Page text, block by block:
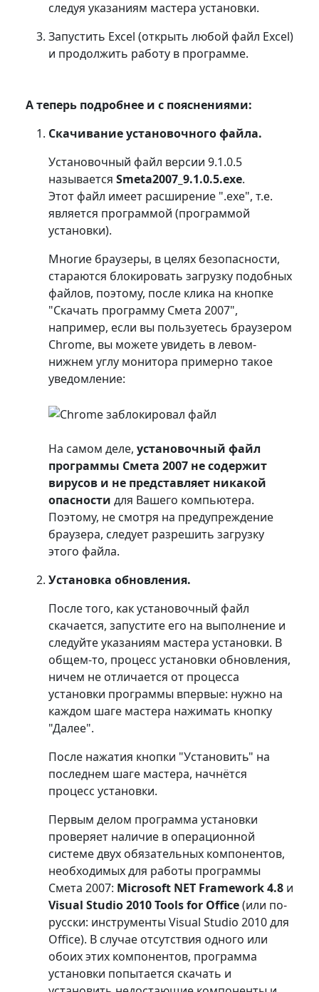
следуя указаниям мастера установки.
Запустить Excel (открыть любой файл Excel)
и продолжить работу в программе.
А теперь подробнее и с пояснениями:
Скачивание установочного файла.
Установочный файл версии 9.1.0.5
называется Smeta2007_9.1.0.5.exe.
Этот файл имеет расширение ".exe", т.е.
является программой (программой
установки).
Многие браузеры, в целях безопасности,
стараются блокировать загрузку подобных
файлов, поэтому, после клика на кнопке
"Скачать программу Смета 2007",
например, если вы пользуетесь браузером
Chrome, вы можете увидеть в левом-
нижнем углу монитора примерно такое
уведомление:
На самом деле, установочный файл
программы Смета 2007 не содержит
вирусов и не представляет никакой
опасности для Вашего компьютера.
Поэтому, не смотря на предупреждение
браузера, следует разрешить загрузку
этого файла.
Установка обновления.
После того, как установочный файл
скачается, запустите его на выполнение и
следуйте указаниям мастера установки. В
общем-то, процесс установки обновления,
ничем не отличается от процесса
установки программы впервые: нужно на
каждом шаге мастера нажимать кнопку
"Далее".
После нажатия кнопки "Установить" на
последнем шаге мастера, начнётся
процесс установки.
Первым делом программа установки
проверяет наличие в операционной
системе двух обязательных компонентов,
необходимых для работы программы
Смета 2007: Microsoft NET Framework 4.8 и
Visual Studio 2010 Tools for Office(или по-
русски: инструменты Visual Studio 2010 для
Office). В случае отсутствия одного или
обоих этих компонентов, программа
установки попытается скачать и